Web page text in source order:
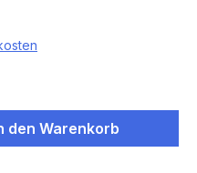
den
den Warenkorb